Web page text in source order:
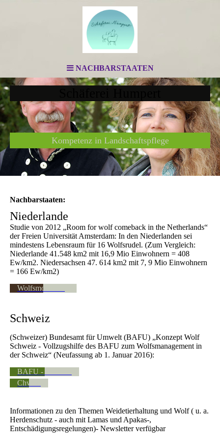
NACHBARSTAATEN
Kompetenz in Landschaftspflege
Nachbarstaaten:
Niederlande
Studie von 2012 „Room for wolf comeback in the Netherlands“
der Freien Universität Amsterdam: In den Niederlanden sei
mindestens Lebensraum für 16 Wolfsrudel. (Zum Vergleich:
Niederlande 41.548 km2 mit 16,9 Mio Einwohnern = 408
Ew/km2. Niedersachsen 47. 614 km2 mit 7, 9 Mio Einwohnern
= 166 Ew/km2)
Wolfsmonitoring
Schweiz
(Schweizer) Bundesamt für Umwelt (BAFU) „Konzept Wolf
Schweiz - Vollzugshilfe des BAFU zum Wolfsmanagement in
der Schweiz“ (Neufassung ab 1. Januar 2016):
BAFU - Schweiz
Chwolf
Informationen zu den Themen Weidetierhaltung und Wolf ( u. a.
Herdenschutz - auch mit Lamas und Apakas-,
Entschädigungsregelungen)- Newsletter verfügbar